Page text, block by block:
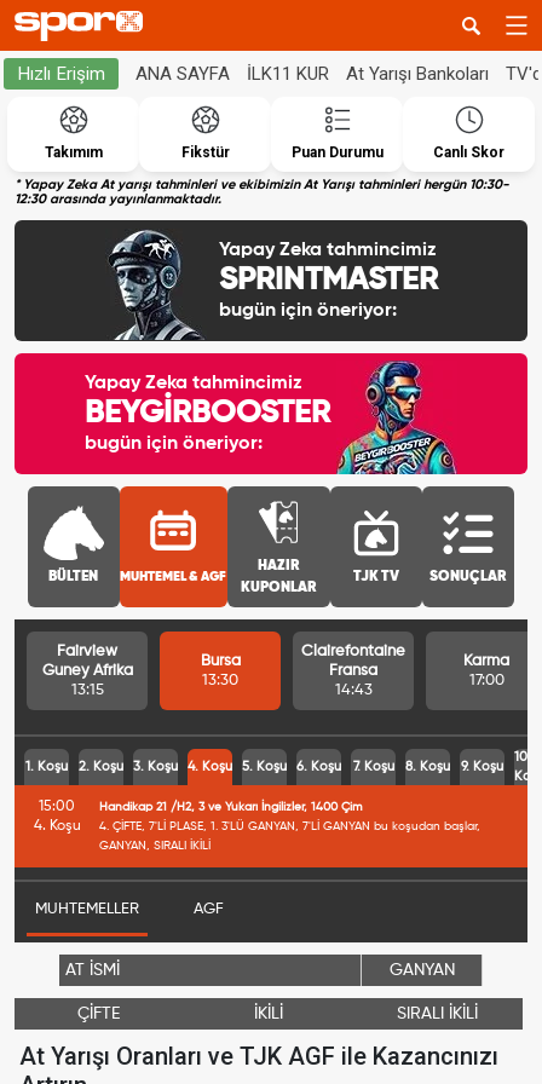
Hızlı Erişim ANA SAYFA İLK11 KUR At Yarışı Bankoları
Takımım Fikstür Puan Durumu Canlı Skor
* Yapay Zeka At yarışı tahminleri ve ekibimizin At Yarışı tahminleri hergün 10:30-
12:30 arasında yayınlanmaktadır.
Yapay Zeka tahmincimiz
SPRINTMASTER
bugün için öneriyor:
Yapay Zeka tahmincimiz
BEYGİRBOOSTER
bugün için öneriyor:
BÜLTEN MUHTEMEL & AGF
HAZIR
KUPONLAR
TJK TV SONUÇLAR
Fairview
Guney Afrika
13:15
Bursa
13:30
Clairefontaine
Fransa
14:43
Karma
17:00
1. Koşu 2. Koşu 3. Koşu 4. Koşu 5. Koşu 6. Koşu 7. Koşu 8. Koşu 9. Koşu
10.
15:00
4. Koşu
Handikap 21 /H2, 3 ve Yukarı İngilizler, 1400 Çim
4. ÇİFTE, 7'Lİ PLASE, 1. 3'LÜ GANYAN, 7'Lİ GANYAN bu koşudan başlar,
GANYAN, SIRALI İKİLİ
MUHTEMELLER AGF
AT İSMİ GANYAN
ÇİFTE İKİLİ SIRALI İKİLİ
At Yarışı Oranları ve TJK AGF ile Kazancınızı